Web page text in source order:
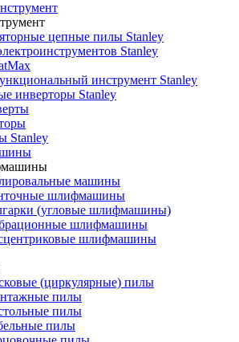
цепные пилы Stanley
Stanley
инструмент Stanley
инверторы Stanley
Stanley
машины
шлифмашины
(угловые шлифмашины)
шлифмашины
шлифмашины
(циркулярные) пилы
пилы
пилы
пилы